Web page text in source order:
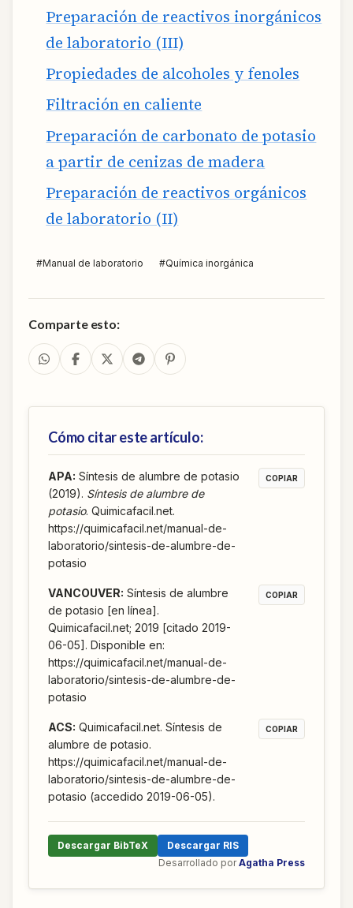
Preparación de reactivos inorgánicos
de laboratorio (III)
Propiedades de alcoholes y fenoles
Filtración en caliente
Preparación de carbonato de potasio
a partir de cenizas de madera
Preparación de reactivos orgánicos
de laboratorio (II)
#Manual de laboratorio #Química inorgánica
Comparte esto:
Cómo citar este artículo:
APA: Síntesis de alumbre de potasio
(2019). Síntesis de alumbre de
potasio. Quimicafacil.net.
https://quimicafacil.net/manual-de-
laboratorio/sintesis-de-alumbre-de-
potasio
COPIAR
VANCOUVER: Síntesis de alumbre
de potasio [en línea].
Quimicafacil.net; 2019 [citado 2019-
06-05]. Disponible en:
https://quimicafacil.net/manual-de-
laboratorio/sintesis-de-alumbre-de-
potasio
COPIAR
ACS: Quimicafacil.net. Síntesis de
alumbre de potasio.
https://quimicafacil.net/manual-de-
laboratorio/sintesis-de-alumbre-de-
potasio (accedido 2019-06-05).
COPIAR
Descargar BibTeX
Descargar RIS
Desarrollado por Agatha Press